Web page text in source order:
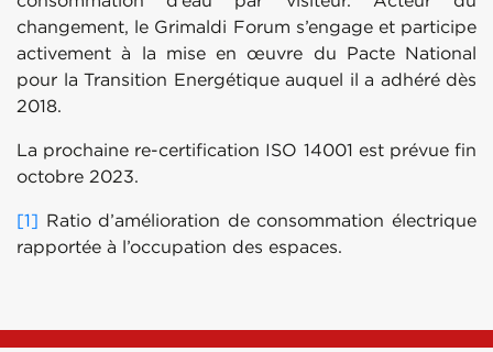
changement, le Grimaldi Forum s’engage et participe
activement à la mise en œuvre du Pacte National
pour la Transition Energétique auquel il a adhéré dès
2018.
La prochaine re-certification ISO 14001 est prévue fin
octobre 2023.
[1] Ratio d’amélioration de consommation électrique
rapportée à l’occupation des espaces.